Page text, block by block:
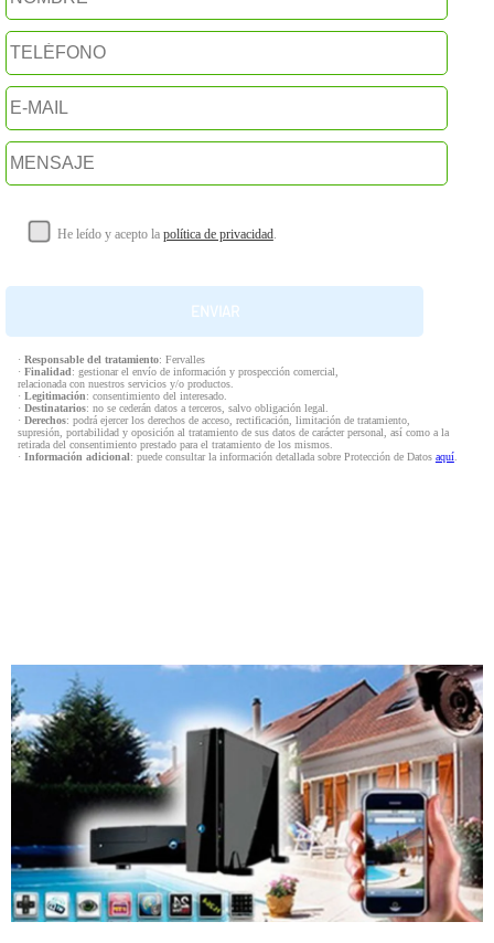
He leído y acepto la política de privacidad.
· Responsable del tratamiento: Fervalles
· Finalidad: gestionar el envío de información y prospección comercial,
relacionada con nuestros servicios y/o productos.
· Legitimación: consentimiento del interesado.
· Destinatarios: no se cederán datos a terceros, salvo obligación legal.
· Derechos: podrá ejercer los derechos de acceso, rectificación, limitación de tratamiento,
supresión, portabilidad y oposición al tratamiento de sus datos de carácter personal, así como a la
retirada del consentimiento prestado para el tratamiento de los mismos.
· Información adicional: puede consultar la información detallada sobre Protección de Datos aquí.